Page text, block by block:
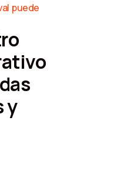
puede
y